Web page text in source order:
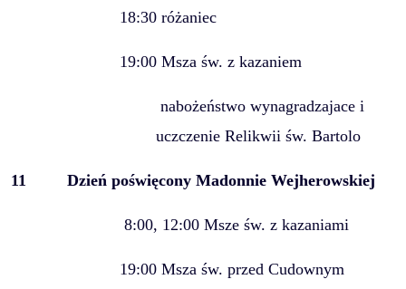
18:30 różaniec
19:00 Msza św. z kazaniem
nabożeństwo wynagradzajace i
uczczenie Relikwii św. Bartolo
11 Dzień poświęcony Madonnie Wejherowskiej
8:00, 12:00 Msze św. z kazaniami
19:00 Msza św. przed Cudownym